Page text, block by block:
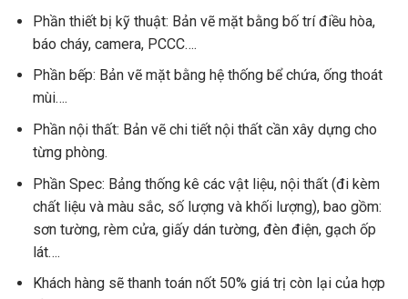
Phần thiết bị kỹ thuật: Bản vẽ mặt bằng bố trí điều hòa,
báo cháy, camera, PCCC….
Phần bếp: Bản vẽ mặt bằng hệ thống bể chứa, ống thoát
mùi….
Phần nội thất: Bản vẽ chi tiết nội thất cần xây dựng cho
từng phòng.
Phần Spec: Bảng thống kê các vật liệu, nội thất (đi kèm
chất liệu và màu sắc, số lượng và khối lượng), bao gồm:
sơn tường, rèm cửa, giấy dán tường, đèn điện, gạch ốp
lát….
Khách hàng sẽ thanh toán nốt 50% giá trị còn lại của hợp